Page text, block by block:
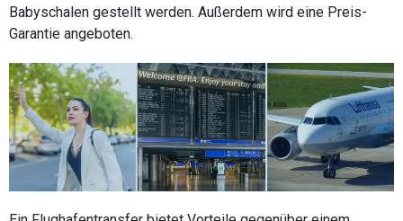
Babyschalen gestellt werden. Außerdem wird eine Preis-
Garantie angeboten.